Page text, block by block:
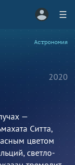
Астрономия
—
Ситта,
цветом
светло-
2020